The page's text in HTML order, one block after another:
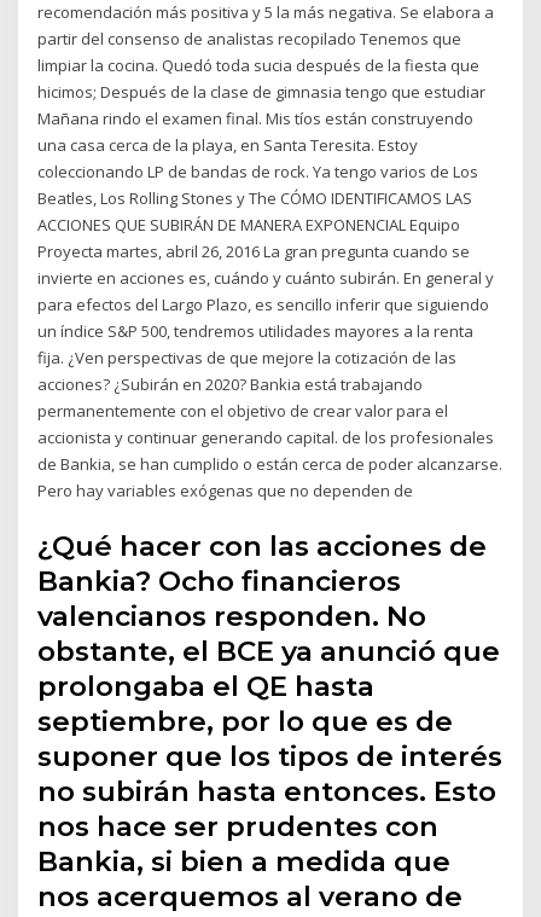
recomendación más positiva y 5 la más negativa. Se elabora a
partir del consenso de analistas recopilado Tenemos que
limpiar la cocina. Quedó toda sucia después de la fiesta que
hicimos; Después de la clase de gimnasia tengo que estudiar
Mañana rindo el examen final. Mis tíos están construyendo
una casa cerca de la playa, en Santa Teresita. Estoy
coleccionando LP de bandas de rock. Ya tengo varios de Los
Beatles, Los Rolling Stones y The CÓMO IDENTIFICAMOS LAS
ACCIONES QUE SUBIRÁN DE MANERA EXPONENCIAL Equipo
Proyecta martes, abril 26, 2016 La gran pregunta cuando se
invierte en acciones es, cuándo y cuánto subirán. En general y
para efectos del Largo Plazo, es sencillo inferir que siguiendo
un índice S&P 500, tendremos utilidades mayores a la renta
fija. ¿Ven perspectivas de que mejore la cotización de las
acciones? ¿Subirán en 2020? Bankia está trabajando
permanentemente con el objetivo de crear valor para el
accionista y continuar generando capital. de los profesionales
de Bankia, se han cumplido o están cerca de poder alcanzarse.
Pero hay variables exógenas que no dependen de
¿Qué hacer con las acciones de
Bankia? Ocho financieros
valencianos responden. No
obstante, el BCE ya anunció que
prolongaba el QE hasta
septiembre, por lo que es de
suponer que los tipos de interés
no subirán hasta entonces. Esto
nos hace ser prudentes con
Bankia, si bien a medida que
nos acerquemos al verano de